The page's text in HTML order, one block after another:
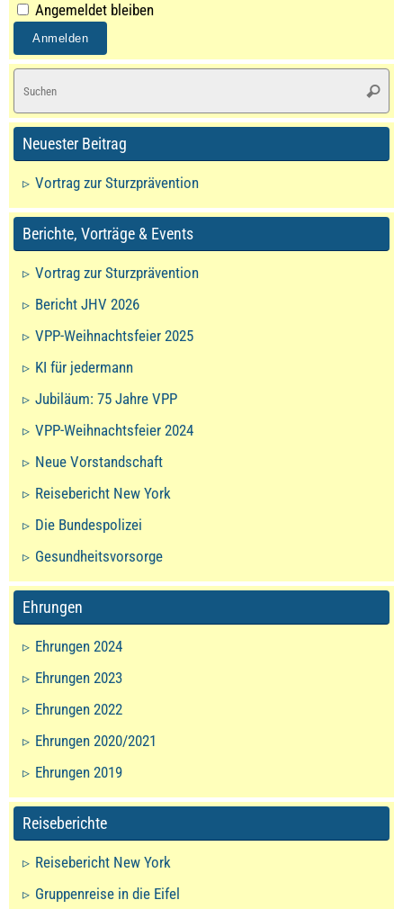
Angemeldet bleiben
Neuester Beitrag
Vortrag zur Sturzprävention
Berichte, Vorträge & Events
Vortrag zur Sturzprävention
Bericht JHV 2026
VPP-Weihnachtsfeier 2025
KI für jedermann
Jubiläum: 75 Jahre VPP
VPP-Weihnachtsfeier 2024
Neue Vorstandschaft
Reisebericht New York
Die Bundespolizei
Gesundheitsvorsorge
Ehrungen
Ehrungen 2024
Ehrungen 2023
Ehrungen 2022
Ehrungen 2020/2021
Ehrungen 2019
Reiseberichte
Reisebericht New York
Gruppenreise in die Eifel